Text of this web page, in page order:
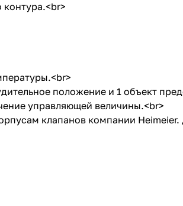
положение и 1 объект
управляющей величины.<br>
клапанов компании Heimeier.